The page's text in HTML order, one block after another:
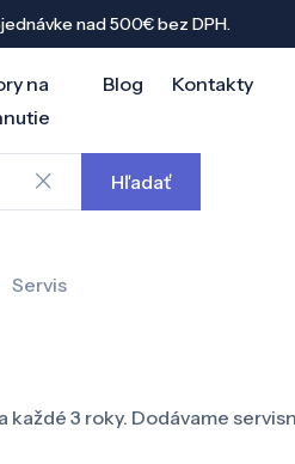
nad 500€ bez DPH.
na
Blog Kontakty
Hľadať
Servis
3 roky. Dodávame